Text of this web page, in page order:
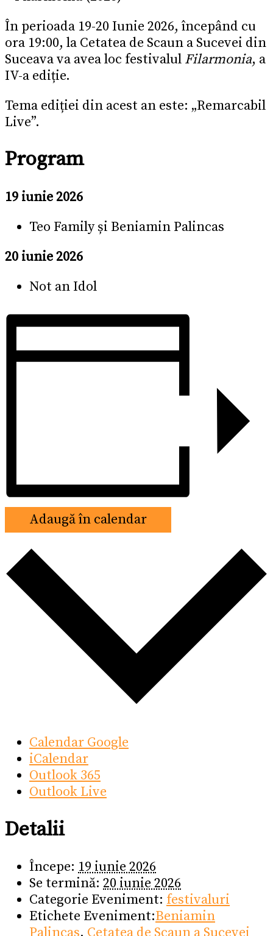
În perioada 19-20 Iunie 2026, începând cu
ora 19:00, la Cetatea de Scaun a Sucevei din
Suceava va avea loc festivalul Filarmonia, a
IV-a ediție.
Tema ediției din acest an este: „Remarcabil
Live”.
Program
19 iunie 2026
Teo Family și Beniamin Palincas
20 iunie 2026
Not an Idol
Adaugă în calendar
Calendar Google
iCalendar
Outlook 365
Outlook Live
Detalii
Începe: 19 iunie 2026
Se termină: 20 iunie 2026
Categorie Eveniment: festivaluri
Etichete Eveniment:Beniamin
Palincas, Cetatea de Scaun a Sucevei